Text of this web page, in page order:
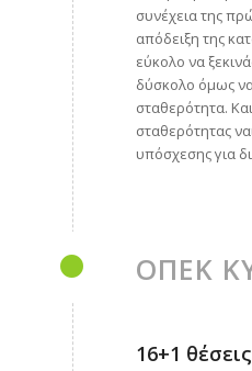
συνέχεια της
απόδειξη της
εύκολο να
δύσκολο όμως να
σταθερότητα.
σταθερότητας
υπόσχεσης για
ΟΠΕΚ
16+1